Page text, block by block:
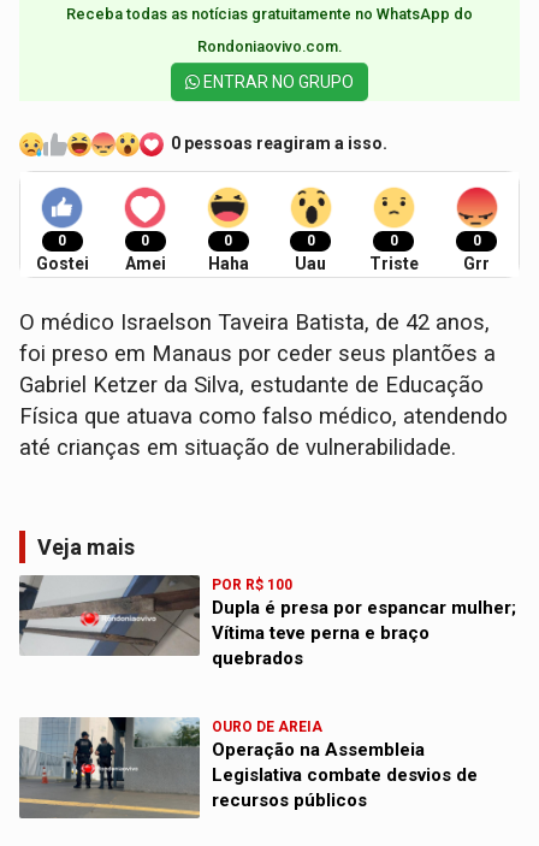
Receba todas as notícias gratuitamente no WhatsApp do
Rondoniaovivo.com.​
ENTRAR NO GRUPO
0 pessoas reagiram a isso.
0
Gostei
0
Amei
0
Haha
0
Uau
0
Triste
0
Grr
O médico Israelson Taveira Batista, de 42 anos,
foi preso em Manaus por ceder seus plantões a
Gabriel Ketzer da Silva, estudante de Educação
Física que atuava como falso médico, atendendo
até crianças em situação de vulnerabilidade.
Veja mais
POR R$ 100
Dupla é presa por espancar mulher;
Vítima teve perna e braço
quebrados
OURO DE AREIA
Operação na Assembleia
Legislativa combate desvios de
recursos públicos